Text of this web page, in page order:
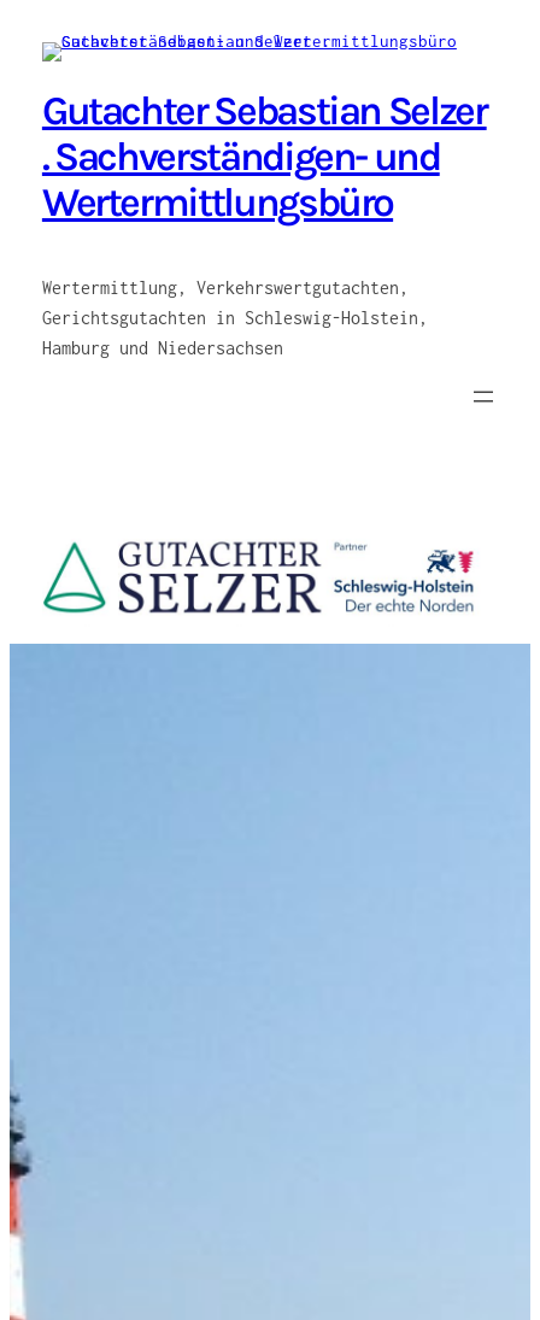
Inhalt
Gutachter Sebastian Selzer
. Sachverständigen- und
Wertermittlungsbüro
Wertermittlung, Verkehrswertgutachten,
Gerichtsgutachten in Schleswig-Holstein,
Hamburg und Niedersachsen